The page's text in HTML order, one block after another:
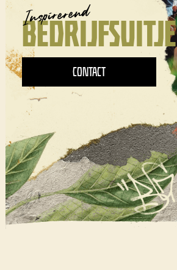
Inspirerend
BEDRIJFSUITJE
CONTACT